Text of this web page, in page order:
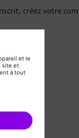
créez votre